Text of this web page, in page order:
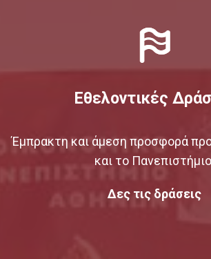
Εθελοντικές
Έμπρακτη και άμεση προσφορά
και το
Δες τις δράσεις